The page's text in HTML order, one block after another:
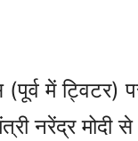
में ट्विटर)
नरेंद्र मोदी